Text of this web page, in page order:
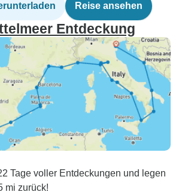
Reise ansehen
Entdeckung
Tage voller Entdeckungen und legen
mi zurück!